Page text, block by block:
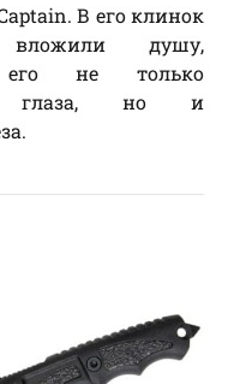
В его клинок
вложили душу,
его не только
глаза, но и